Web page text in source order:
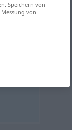
Speichern von
von